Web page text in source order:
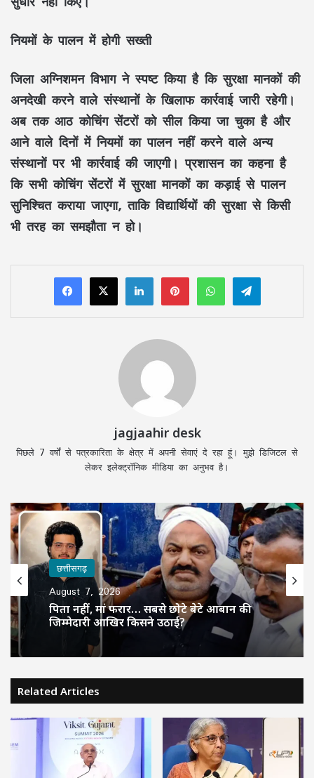
नियमों के पालन में होगी सख्ती
जिला अग्निशमन विभाग ने स्पष्ट किया है कि सुरक्षा मानकों की
अनदेखी करने वाले संस्थानों के खिलाफ कार्रवाई जारी रहेगी।
अब तक आठ कोचिंग सेंटरों को सील किया जा चुका है और
आने वाले दिनों में नियमों का पालन नहीं करने वाले अन्य
संस्थानों पर भी कार्रवाई की जाएगी। प्रशासन का कहना है
कि सभी कोचिंग सेंटरों में सुरक्षा मानकों का कड़ाई से पालन
सुनिश्चित कराया जाएगा, ताकि विद्यार्थियों की सुरक्षा से किसी
भी तरह का समझौता न हो।
LinkedInPinterestWhatsAppTelegram
jagjaahir desk
पिछले 7 वर्षों से पत्रकारिता के क्षेत्र में अपनी सेवाएं दे रहा हूं। मुझे डिजिटल से
लेकर इलेक्ट्रॉनिक मीडिया का अनुभव है।
छत्तीसगढ़
August 7, 2026
जिम्मेदारी आखिर किसने उठाई?
छत्तीसगढ़
August 7, 2026
शिकायतें सुनते ही एक्शन में CM मोहन यादव,
CMHO समेत 3 अधिकारियों को किया सस्पेंड
Related Articles